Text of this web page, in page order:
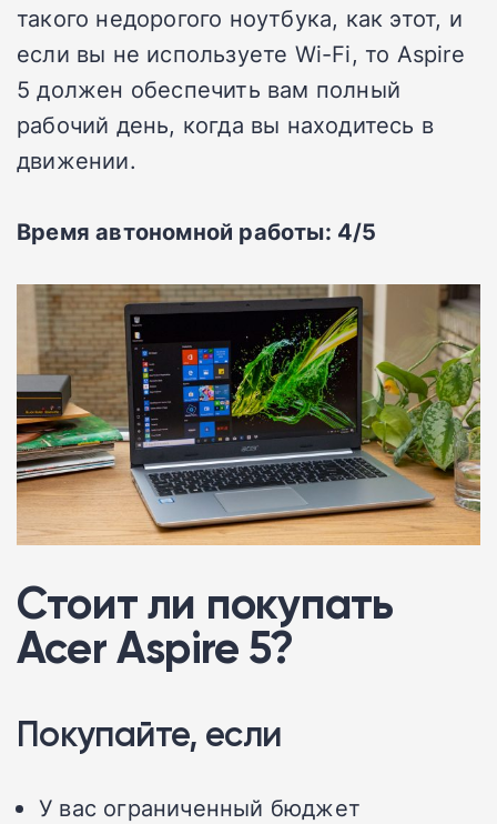
такого недорогого ноутбука, как этот, и
если вы не используете Wi-Fi, то Aspire
5 должен обеспечить вам полный
рабочий день, когда вы находитесь в
движении.
Время автономной работы: 4/5
Стоит ли покупать
Acer Aspire 5?
Покупайте, если
У вас ограниченный бюджет